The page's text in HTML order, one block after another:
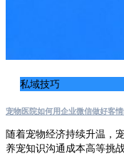
私域技巧
宠物医院如何用企业微信做好客
随着宠物经济持续升温，
养宠知识沟通成本高等挑战